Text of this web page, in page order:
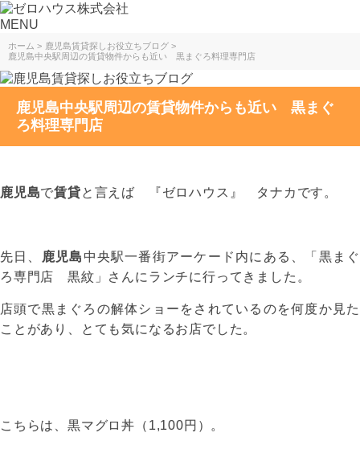
MENU
ホーム
鹿児島賃貸探しお役立ちブログ
鹿児島中央駅周辺の賃貸物件からも近い 黒まぐろ料理専門店
鹿児島中央駅周辺の賃貸物件からも近い 黒まぐ
ろ料理専門店
鹿児島で賃貸と言えば 『ゼロハウス』 タナカです。
先日、 鹿児島中央駅一番街アーケード内にある、「黒まぐ
ろ専門店 黒紋」さんにランチに行ってきました。
店頭で黒まぐろの解体ショーをされているのを何度か見た
ことがあり、とても気になるお店でした。
こちらは、黒マグロ丼（1,100円）。